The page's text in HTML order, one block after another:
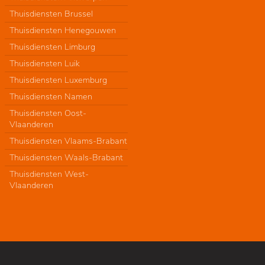
Thuisdiensten Brussel
Thuisdiensten Henegouwen
Thuisdiensten Limburg
Thuisdiensten Luik
Thuisdiensten Luxemburg
Thuisdiensten Namen
Thuisdiensten Oost-
Vlaanderen
Thuisdiensten Vlaams-Brabant
Thuisdiensten Waals-Brabant
Thuisdiensten West-
Vlaanderen